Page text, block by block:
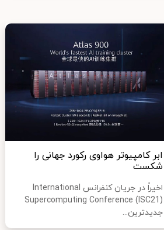
ابر کامپیوتر هواوی رکورد جهانی را
شکست
اخیراً در جریان کنفرانس International
Supercomputing Conference (ISC21)
جدیدترین...